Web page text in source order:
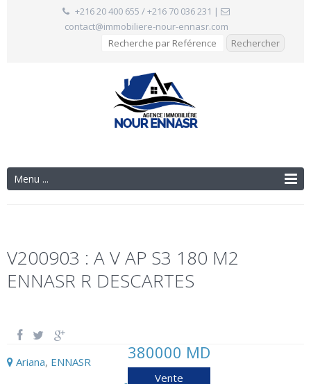
+216 20 400 655 / +216 70 036 231 |
contact@immobiliere-nour-ennasr.com
Menu ...
V200903 : A V AP S3 180 M2
ENNASR R DESCARTES
Ariana, ENNASR
380000 MD
Vente